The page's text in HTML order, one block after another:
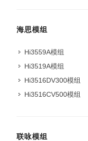
海思模组
Hi3559A模组
Hi3519A模组
Hi3516DV300模组
Hi3516CV500模组
联咏模组